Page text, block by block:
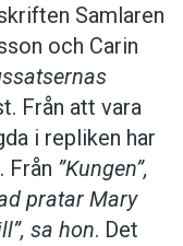
Samlaren
och Carin
Från att vara
i repliken har
Från ”Kungen”,
pratar Mary
sa hon. Det